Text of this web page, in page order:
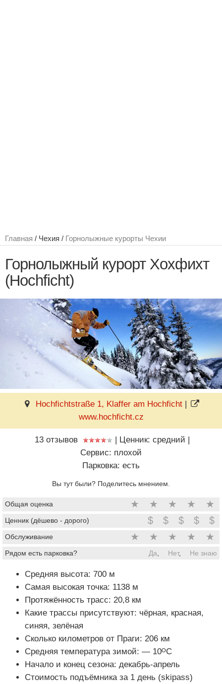
Главная / Чехия / Горнолыжные курорты Чехии
Горнолыжный курорт Хохфихт
(Hochficht)
Hochfichtstraße 1, Klaffer am Hochficht|
www.hochficht.cz
13 отзывов | Ценник: средний |
Сервис: плохой
Парковка: есть
Вы тут были? Поделитесь мнением.
Общая оценка ★ ★ ★ ★ ★
Ценник (дёшево - дорого) $ $ $ $ $
Обслуживание ★ ★ ★ ★ ★
Рядом есть парковка? Да Нет, Не знаю
Средняя высота: 700 м
Самая высокая точка: 1138 м
Протяжённость трасс: 20,8 км
Какие трассы присутствуют: чёрная, красная,
синяя, зелёная
Сколько километров от Праги: 206 км
Средняя температура зимой: — 10ᴼС
Начало и конец сезона: декабрь-апрель
Стоимость подъёмника за 1 день (skipass)